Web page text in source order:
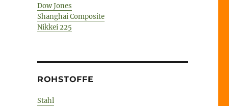
Dow Jones
Shanghai Composite
Nikkei 225
ROHSTOFFE
Stahl